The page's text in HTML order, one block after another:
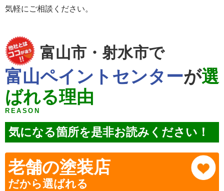
気軽にご相談ください。
富山市・射水市で
富山ペイントセンターが選
ばれる理由
REASON
気になる箇所を是非お読みください！
老舗の塗装店
だから選ばれる